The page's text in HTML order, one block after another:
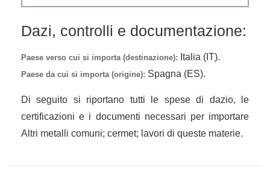
Dazi, controlli e documentazione:
Paese verso cui si importa (destinazione): Italia (IT).
Paese da cui si importa (origine): Spagna (ES).
Di seguito si riportano tutti le spese di dazio, le
certificazioni e i documenti necessari per importare
Altri metalli comuni; cermet; lavori di queste materie.